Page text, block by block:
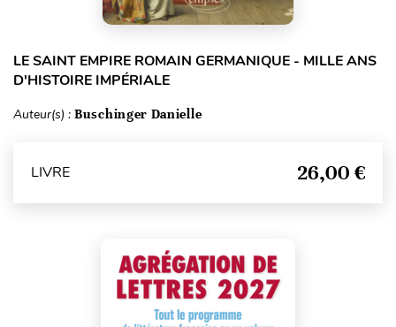
LE SAINT EMPIRE ROMAIN GERMANIQUE - MILLE ANS
D'HISTOIRE IMPÉRIALE
Auteur(s) : Buschinger Danielle
LIVRE 26,00 €